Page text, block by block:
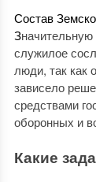
Состав
Значительную
служилое
люди, так как
зависело
средствами
оборонных и
Какие